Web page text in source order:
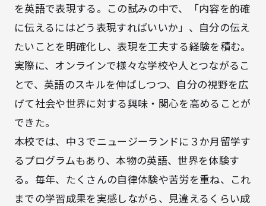
を英語で表現する。この試みの中で、「内容を的確
に伝えるにはどう表現すればいいか」、自分の伝え
たいことを明確化し、表現を工夫する経験を積む。
実際に、オンラインで様々な学校や人とつながるこ
とで、英語のスキルを伸ばしつつ、自分の視野を広
げて社会や世界に対する興味・関心を高めることが
できた。
本校では、中３でニュージーランドに３か月留学す
るプログラムもあり、本物の英語、世界を体験す
る。毎年、たくさんの自律体験や苦労を重ね、これ
までの学習成果を実感しながら、見違えるくらい成